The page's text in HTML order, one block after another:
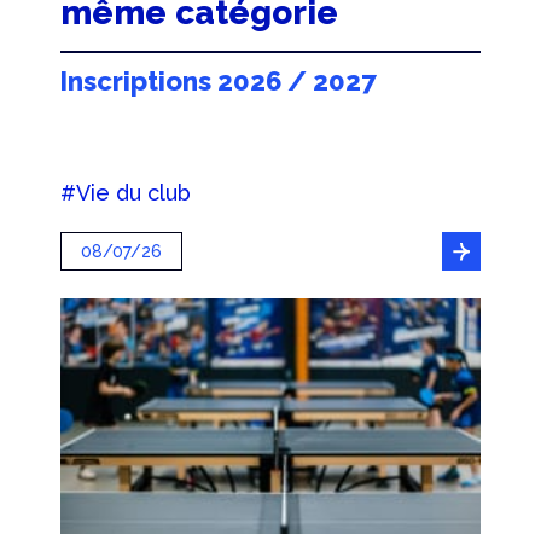
même catégorie
Inscriptions 2026 / 2027
#Vie du club
08/07/26